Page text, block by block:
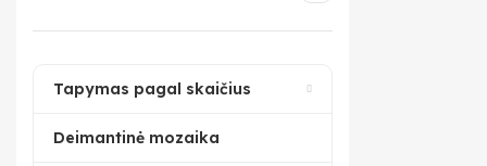
Tapymas pagal skaičius
Deimantinė mozaika